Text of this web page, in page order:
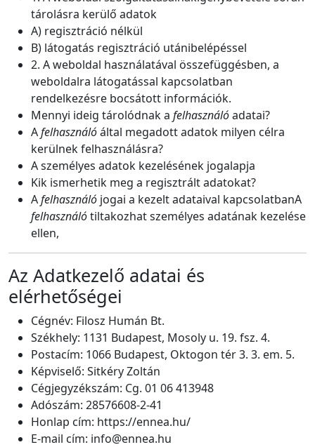
tárolásra kerülő adatok
A) regisztráció nélkül
B) látogatás regisztráció utánibelépéssel
2. A weboldal használatával összefüggésben, a
weboldalra látogatással kapcsolatban
rendelkezésre bocsátott információk.
Mennyi ideig tárolódnak a felhasználóadatai?
Afelhasználóáltal megadott adatok milyen célra
kerülnek felhasználásra?
A személyes adatok kezelésének jogalapja
Kik ismerhetik meg a regisztrált adatokat?
Afelhasználó jogai a kezelt adataival kapcsolatbanA
felhasználótiltakozhat személyes adatának kezelése
ellen,
Az Adatkezelő adatai és
elérhetőségei
Cégnév: Filosz Humán Bt.
Székhely: 1131 Budapest, Mosoly u. 19. fsz. 4.
Postacím: 1066 Budapest, Oktogon tér 3. 3. em. 5.
Képviselő: Sitkéry Zoltán
Cégjegyzékszám: Cg. 01 06 413948
Adószám: 28576608-2-41
Honlap cím: https://ennea.hu/
E-mail cím: info@ennea.hu